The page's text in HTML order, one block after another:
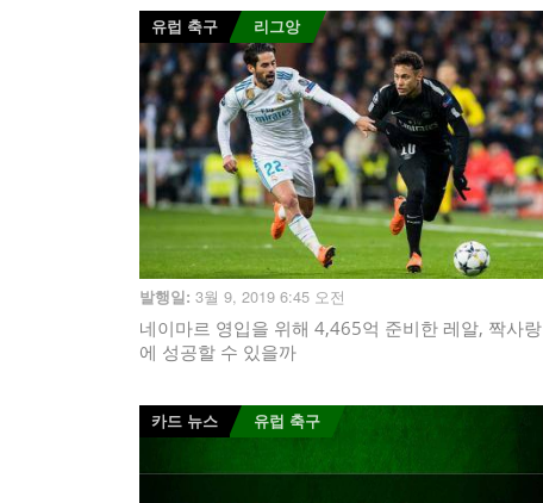
유럽 축구 리그앙
발행일: 3월 9, 2019 6:45 오전
네이마르 영입을 위해 4,465억 준비한 레알, 짝사랑
에 성공할 수 있을까
카드 뉴스 유럽 축구